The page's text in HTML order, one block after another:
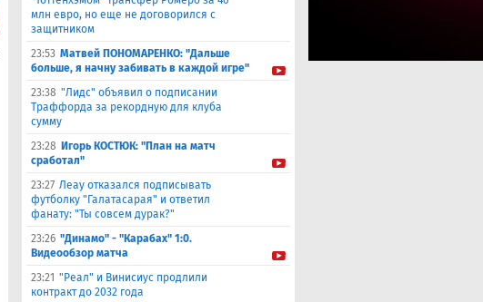
млн евро, но еще не договорился с
защитником
23:53 Матвей ПОНОМАРЕНКО: "Дальше
больше, я начну забивать в каждой игре"
23:38 "Лидс" объявил о подписании
Траффорда за рекордную для клуба
сумму
23:28 Игорь КОСТЮК: "План на матч
сработал"
23:27 Леау отказался подписывать
футболку "Галатасарая" и ответил
фанату: "Ты совсем дурак?"
23:26 "Динамо" - "Карабах" 1:0.
Видеообзор матча
23:21 "Реал" и Винисиус продлили
контракт до 2032 года